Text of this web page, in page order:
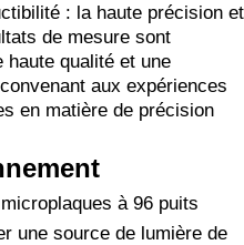
: la haute précision et
de mesure sont
qualité et une
aux expériences
en matière de précision
à 96 puits
une source de lumière de